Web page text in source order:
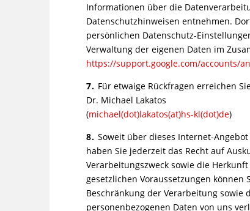
Informationen über die
Datenschutzhinweisen entnehmen.
persönlichen Datenschutz-
Verwaltung der eigenen Daten im
https://support.google.com/accounts/
7. Für etwaige Rückfragen erreichen
Dr. Michael Lakatos
(michael(dot)lakatos(at)hs-kl(dot)de)
8. Soweit über dieses Internet-
haben Sie jederzeit das Recht auf
Verarbeitungszweck sowie die
gesetzlichen Voraussetzungen
Beschränkung der Verarbeitung sowie
personenbezogenen Daten von uns